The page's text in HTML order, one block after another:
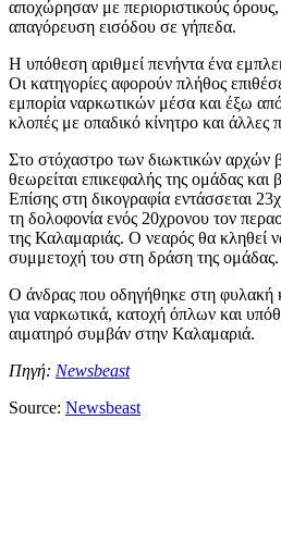
αποχώρησαν με περιοριστικούς
απαγόρευση εισόδου σε γήπεδα.
Η υπόθεση αριθμεί πενήντα ένα
Οι κατηγορίες αφορούν πλήθος
εμπορία ναρκωτικών μέσα και έξω από
κλοπές με οπαδικό κίνητρο και άλλες
Στο στόχαστρο των διωκτικών αρχών
θεωρείται επικεφαλής της ομάδας και
Επίσης στη δικογραφία εντάσσεται
τη δολοφονία ενός 20χρονου τον
της Καλαμαριάς. Ο νεαρός θα κληθεί
συμμετοχή του στη δράση της ομάδας.
Ο άνδρας που οδηγήθηκε στη φυλακή
για ναρκωτικά, κατοχή όπλων και
αιματηρό συμβάν στην Καλαμαριά.
Πηγή: Newsbeast
Source: Newsbeast